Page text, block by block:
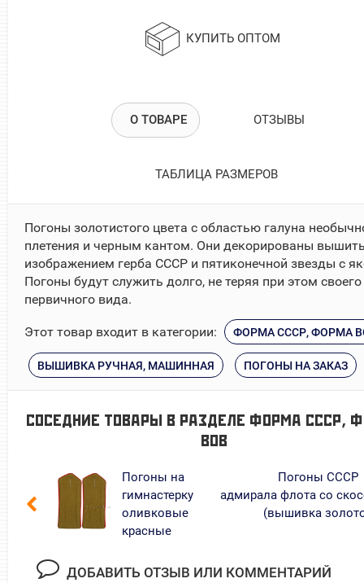
КУПИТЬ ОПТОМ
О ТОВАРЕ ОТЗЫВЫ
ТАБЛИЦА РАЗМЕРОВ
Погоны золотистого цвета с областью галуна
плетения и черным кантом. Они декорированы
изображением герба СССР и пятиконечной звезды с
Погоны будут служить долго, не теряя при этом своего
первичного вида.
Этот товар входит в категории: ФОРМА СССР, ФОРМА
ВЫШИВКА РУЧНАЯ, МАШИННАЯ ПОГОНЫ НА ЗАКАЗ
СОСЕДНИЕ ТОВАРЫ В РАЗДЕЛЕ ФОРМА СССР,
ВОВ
Погоны на
гимнастерку
оливковые
красные
Погоны СССР
адмирала флота со
(вышивка
ДОБАВИТЬ ОТЗЫВ ИЛИ КОММЕНТАРИЙ